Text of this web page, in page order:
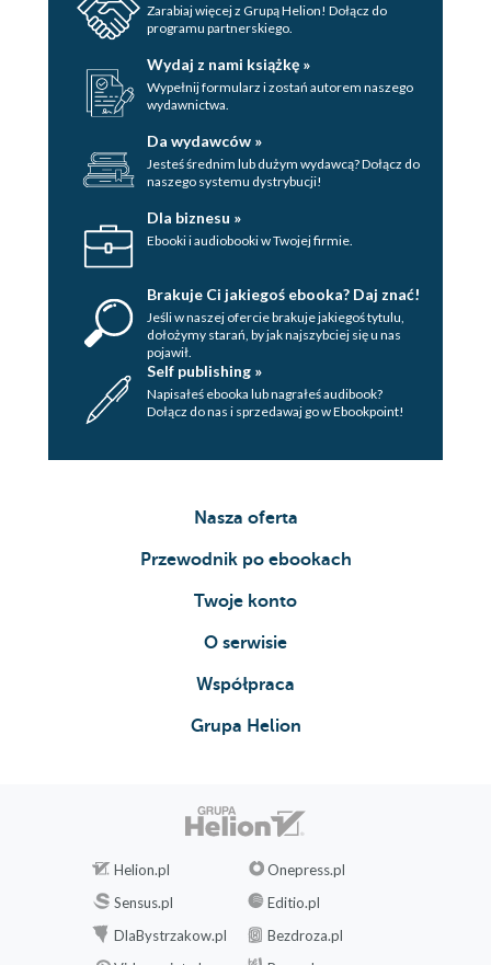
Zarabiaj więcej z Grupą Helion! Dołącz do
programu partnerskiego.
Wydaj z nami książkę »
Wypełnij formularz i zostań autorem naszego
wydawnictwa.
Da wydawców »
Jesteś średnim lub dużym wydawcą? Dołącz do
naszego systemu dystrybucji!
Dla biznesu »
Ebooki i audiobooki w Twojej firmie.
Brakuje Ci jakiegoś ebooka? Daj znać!
Jeśli w naszej ofercie brakuje jakiegoś tytulu,
dołożymy starań, by jak najszybciej się u nas
pojawił.
Self publishing »
Napisałeś ebooka lub nagrałeś audibook?
Dołącz do nas i sprzedawaj go w Ebookpoint!
Nasza oferta
Przewodnik po ebookach
Twoje konto
O serwisie
Współpraca
Grupa Helion
Helion.pl
Onepress.pl
Sensus.pl
Editio.pl
DlaBystrzakow.pl
Bezdroza.pl